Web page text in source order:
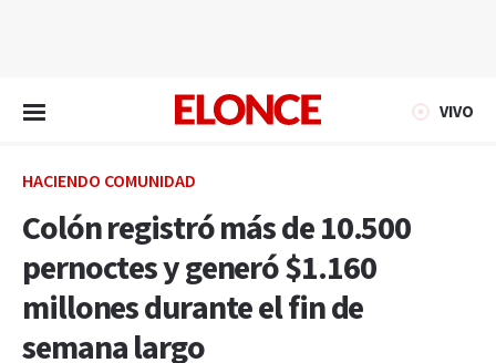
VIVO
HACIENDO COMUNIDAD
Colón registró más de 10.500
pernoctes y generó $1.160
millones durante el fin de
semana largo